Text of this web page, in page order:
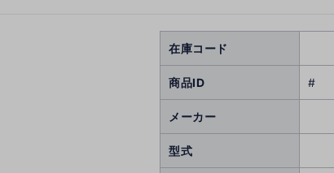
在庫コード
商品ID #
メーカー
型式